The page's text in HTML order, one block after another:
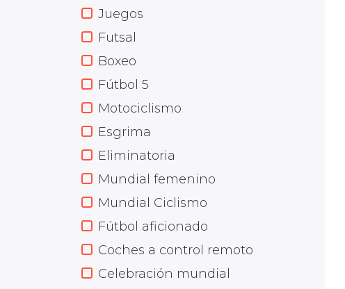
Juegos
Futsal
Boxeo
Fútbol 5
Motociclismo
Esgrima
Eliminatoria
Mundial femenino
Mundial Ciclismo
Fútbol aficionado
Coches a control remoto
Celebración mundial